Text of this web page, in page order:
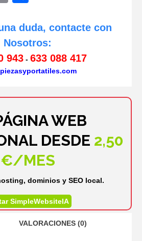
duda, contacte con
Nosotros:
943- 633 088 417
WEB
DESDE 2,50
€/MES
dominios y SEO local.
SimpleWebsiteIA
VALORACIONES (0)